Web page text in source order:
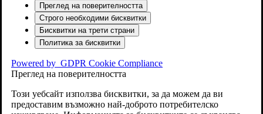
Преглед на поверителността
Строго необходими бисквитки
Бисквитки на трети страни
Политика за бисквитки
Powered by GDPR Cookie Compliance
Преглед на поверителността
Този уебсайт използва бисквитки, за да можем да ви
предоставим възможно най-доброто потребителско